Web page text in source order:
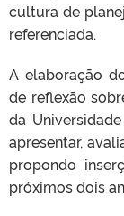
cultura de
referenciada.
A elaboração
de reflexão
da
apresentar,
propondo
próximos dois